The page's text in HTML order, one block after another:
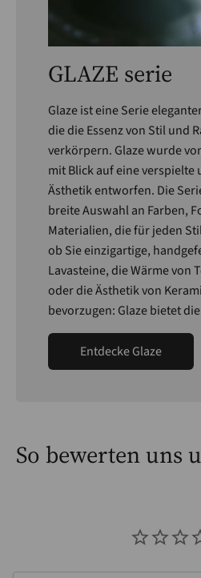
GLAZE serie
Glaze ist eine Serie
die die Essenz von Stil und
verkörpern. Glaze wurde
mit Blick auf eine verspielte
Ästhetik entworfen. Die
breite Auswahl an Farben,
Materialien, die für jeden
ob Sie einzigartige,
Lavasteine, die Wärme von
oder die Ästhetik von
bevorzugen: Glaze bietet
Entdecke Glaze
So bewerten uns